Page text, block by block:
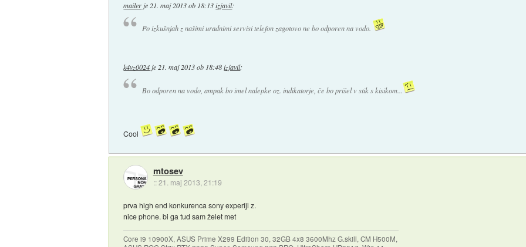
mailer je 21. maj 2013 ob 18:13 izjavil:
Po izkušnjah z našimi uradnimi servisi telefon zagotovo ne bo odporen na vodo.
k4vz0024je21. maj 2013 ob 18:48 izjavil:
Bo odporen na vodo, ampak bo imel nalepke oz. indikatorje, če bo prišel v stik s kisikom...
Cool
mtosev
::21. maj 2013, 21:19
prva high end konkurenca sony experiji z.
nice phone. bi ga tud sam želet met
Core i9 10900X, ASUS Prime X299 Edition 30, 32GB 4x8 3600Mhz G.skill, CM H500M,